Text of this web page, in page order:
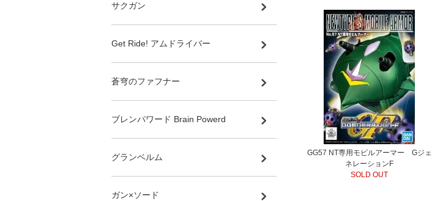
GG57 NT専用モビルアーマー Gジェ
ネレーションF
SOLD OUT
サクガン
Get Ride! アムドライバー
蒼穹のファフナー
ブレンパワード Brain Powerd
グランベルム
ガン×ソード